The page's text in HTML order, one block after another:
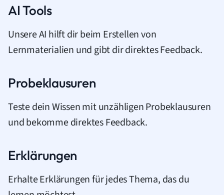
AI Tools
Unsere AI hilft dir beim Erstellen von
Lernmaterialien und gibt dir direktes Feedback.
Probeklausuren
Teste dein Wissen mit unzähligen Probeklausuren
und bekomme direktes Feedback.
Erklärungen
Erhalte Erklärungen für jedes Thema, das du